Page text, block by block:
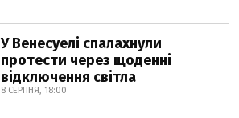
У Венесуелі спалахнули
протести через щоденні
відключення світла
8 СЕРПНЯ, 18:00